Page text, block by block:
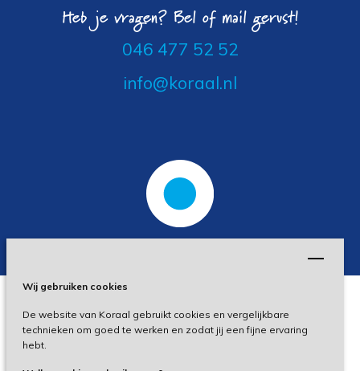
Wij gebruiken cookies
De website van Koraal gebruikt cookies en vergelijkbare
technieken om goed te werken en zodat jij een fijne ervaring
hebt.
Heb je vragen? Bel of mail gerust!
046 477 52 52
info@koraal.nl
Privacy